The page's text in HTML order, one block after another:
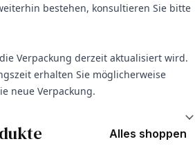
bestehen, konsultieren Sie bitte
Verpackung derzeit aktualisiert wird.
erhalten Sie möglicherweise
neue Verpackung.
Alles shoppen